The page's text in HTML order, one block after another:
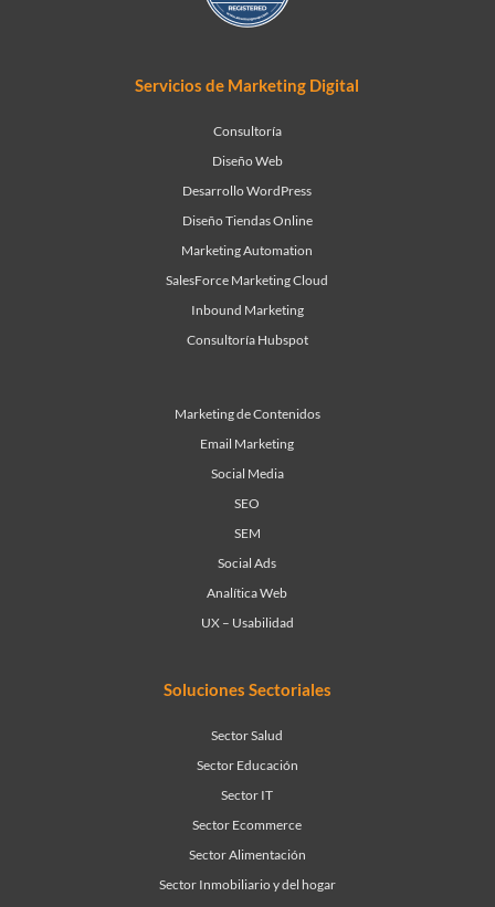
Servicios de Marketing Digital
Consultoría
Diseño Web
Desarrollo WordPress
Diseño Tiendas Online
Marketing Automation
SalesForce Marketing Cloud
Inbound Marketing
Consultoría Hubspot
Marketing de Contenidos
Email Marketing
Social Media
SEO
SEM
Social Ads
Analítica Web
UX – Usabilidad
Soluciones Sectoriales
Sector Salud
Sector Educación
Sector IT
Sector Ecommerce
Sector Alimentación
Sector Inmobiliario y del hogar